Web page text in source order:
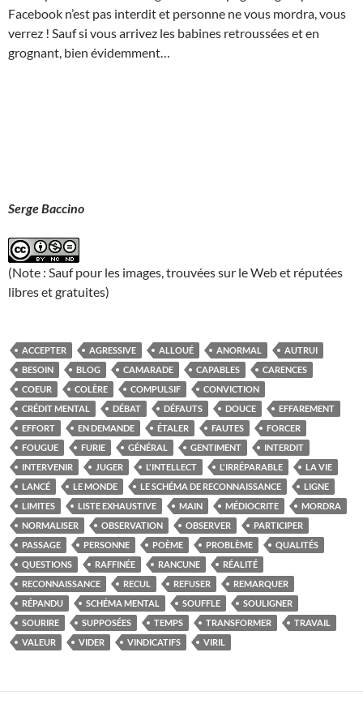
Facebook n’est pas interdit et personne ne vous mordra, vous
verrez ! Sauf si vous arrivez les babines retroussées et en
grognant, bien évidemment…
Serge Baccino
(Note : Sauf pour les images, trouvées sur le Web et réputées
libres et gratuites)
ACCEPTER AGRESSIVE ALLOUÉ ANORMAL
AUTRUI
BESOIN
BLOG CAMARADE CAPABLES
CARENCES
COEUR
COLÈRE COMPULSIF
CONVICTION
CRÉDIT MENTAL
DÉBAT DÉFAUTS DOUCE
EFFAREMENT
EFFORT
EN DEMANDE ÉTALER FAUTES
FORCER
FOUGUE
FURIE GÉNÉRAL GENTIMENT
INTERDIT
INTERVENIR
JUGER L'INTELLECT L'IRRÉPARABLE
LA VIE
LANCÉ
LE MONDE LE SCHÉMA DE RECONNAISSANCE
LIGNE
LIMITES
LISTE EXHAUSTIVE MAIN MÉDIOCRITE
MORDRA
NORMALISER
OBSERVATION OBSERVER
PARTICIPER
PASSAGE
PERSONNE POÈME PROBLÈME
QUALITÉS
QUESTIONS
RAFFINÉE RANCUNE
RÉALITÉ
RECONNAISSANCE
RECUL REFUSER
REMARQUER
RÉPANDU
SCHÉMA MENTAL SOUFFLE
SOULIGNER
SOURIRE
SUPPOSÉES TEMPS TRANSFORMER
TRAVAIL
VALEUR
VIDER VINDICATIFS VIRIL